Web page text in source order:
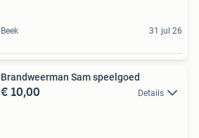
Beek 31 jul 26
Brandweerman Sam speelgoed
€ 10,00 Details